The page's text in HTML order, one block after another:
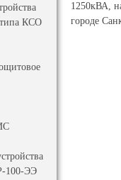
типа КСО
100-ЭЭ
1250кВА,
городе